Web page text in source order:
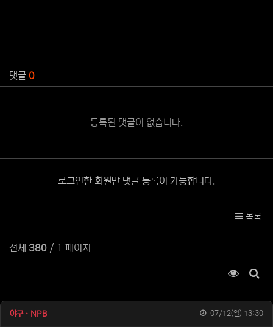
댓글 0
등록된 댓글이 없습니다.
로그인한 회원만 댓글 등록이 가능합니다.
목록
전체 380 / 1 페이지
조회순
야구 · NPB 07/12(일) 13:30